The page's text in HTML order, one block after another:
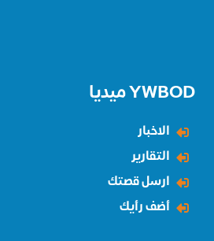
YWBOD ميديا
الاخبار
التقارير
ارسل قصتك
أضف رأيك